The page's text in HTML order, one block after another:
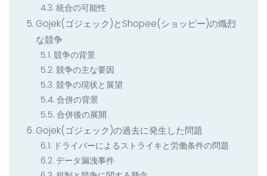
統合の可能性
Gojek(ゴジェック)とShopee(ショッピー)の熾烈
な競争
競争の背景
競争の主な要因
競争の現状と展望
合併の背景
合併後の展開
Gojek(ゴジェック)の過去に発生した問題
ドライバーによるストライキと労働条件の問題
データ漏洩事件